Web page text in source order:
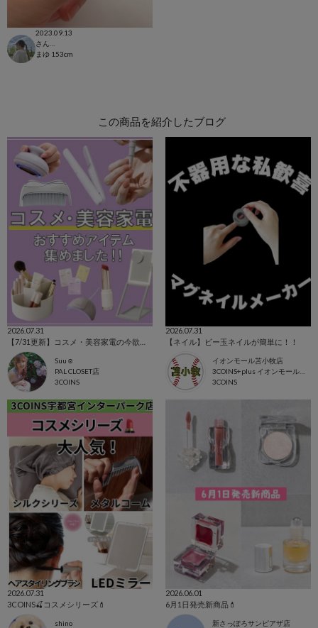
2023.09.13
まゆ 153cm
この商品を紹介したブログ
2026.07.31
Suu☺︎
PAL CLOSET店
3COINS
2026.07.31
【ネイル】ビー玉ネイルが簡単に！！
イオンモール苫小牧店
3COINS+plus イオンモール苫小牧店
3COINS
2026.07.31
3COINS🍒コスメシリーズ💄
shino
2026.06.01
6月1日発売新商品💄
新さっぽろサンピアザ店